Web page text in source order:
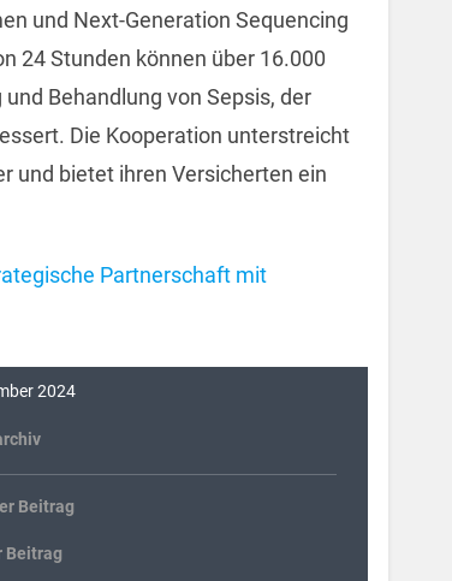
und Next-Generation Sequencing
24 Stunden können über 16.000
Behandlung von Sepsis, der
Die Kooperation unterstreicht
und bietet ihren Versicherten ein
Partnerschaft mit
2024
Beitrag
Beitrag